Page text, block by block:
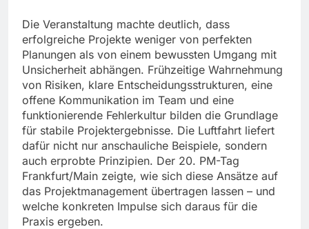
Die Veranstaltung machte deutlich, dass
erfolgreiche Projekte weniger von perfekten
Planungen als von einem bewussten Umgang mit
Unsicherheit abhängen. Frühzeitige Wahrnehmung
von Risiken, klare Entscheidungsstrukturen, eine
offene Kommunikation im Team und eine
funktionierende Fehlerkultur bilden die Grundlage
für stabile Projektergebnisse. Die Luftfahrt liefert
dafür nicht nur anschauliche Beispiele, sondern
auch erprobte Prinzipien. Der 20. PM-Tag
Frankfurt/Main zeigte, wie sich diese Ansätze auf
das Projektmanagement übertragen lassen – und
welche konkreten Impulse sich daraus für die
Praxis ergeben.